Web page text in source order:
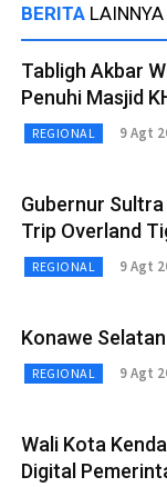
BERITA LAINNYA
Tabligh Akbar
Penuhi Masjid
REGIONAL 9 Agt
Gubernur
Trip Overland
REGIONAL 9 Agt
Konawe
REGIONAL 9 Agt
Wali Kota
Digital